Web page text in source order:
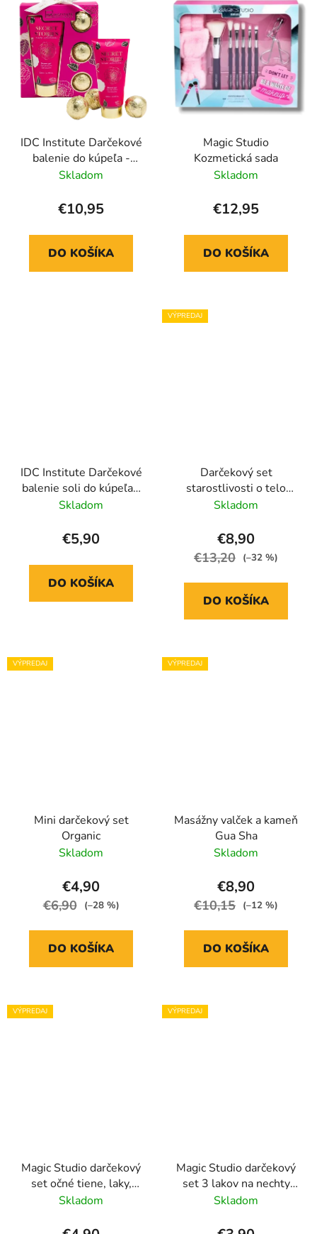
IDC Institute Darčekové
balenie do kúpeľa -
Secret Stories Perfect
Skladom
€10,95
DO KOŠÍKA
Magic Studio
Kozmetická sada
Skladom
€12,95
DO KOŠÍKA
IDC Institute Darčekové
balenie soli do kúpeľa -
Scented Garden Bath
Skladom
€5,90
DO KOŠÍKA
VÝPREDAJ
Darčekový set
starostlivosti o telo
Aloe Vera
Skladom
€8,90
€13,20 (–32 %)
DO KOŠÍKA
VÝPREDAJ
Mini darčekový set
Organic
Skladom
€4,90
€6,90 (–28 %)
DO KOŠÍKA
VÝPREDAJ
Masážny valček a kameň
Gua Sha
Skladom
€8,90
€10,15 (–12 %)
DO KOŠÍKA
VÝPREDAJ
Magic Studio darčekový
set očné tiene, laky,
lesk na pery Wild Safari
Skladom
VÝPREDAJ
Magic Studio darčekový
set 3 lakov na nechty
Nude
Skladom